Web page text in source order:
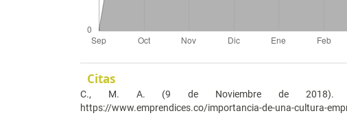
Citas
C., M. A. (9 de Noviembre de 2018).
https://www.emprendices.co/importancia-de-una-cultura-